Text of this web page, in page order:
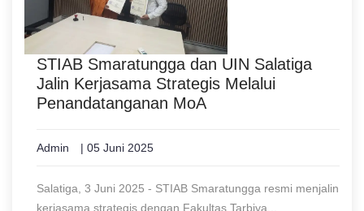
STIAB Smaratungga dan UIN Salatiga
Jalin Kerjasama Strategis Melalui
Penandatanganan MoA
Admin | 05 Juni 2025
Salatiga, 3 Juni 2025 - STIAB Smaratungga resmi menjalin
kerjasama strategis dengan Fakultas Tarbiya...